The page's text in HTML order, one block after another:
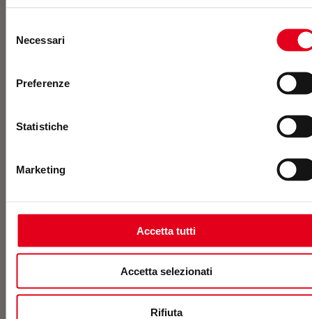
delNecessari
Preferenze
Statistiche
Marketing
Accetta tutti
Accetta selezionati
Rifiuta
Newsletter